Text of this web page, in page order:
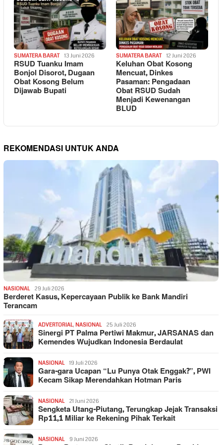
SUMATERA BARAT 13 Juni 2026
RSUD Tuanku Imam
Bonjol Disorot, Dugaan
Obat Kosong Belum
Dijawab Bupati
SUMATERA BARAT 12 Juni 2026
Keluhan Obat Kosong
Mencuat, Dinkes
Pasaman: Pengadaan
Obat RSUD Sudah
Menjadi Kewenangan
BLUD
REKOMENDASI UNTUK ANDA
NASIONAL 29 Juli 2026
Berderet Kasus, Kepercayaan Publik ke Bank Mandiri
Terancam
ADVERTORIAL, NASIONAL 25 Juli 2026
Sinergi PT Palma Pertiwi Makmur, JARSANAS dan
Kemendes Wujudkan Indonesia Berdaulat
NASIONAL 19 Juli 2026
Gara-gara Ucapan “Lu Punya Otak Enggak?”, PWI
Kecam Sikap Merendahkan Hotman Paris
NASIONAL 21 Juni 2026
Sengketa Utang-Piutang, Terungkap Jejak Transaksi
Rp11,1 Miliar ke Rekening Pihak Terkait
NASIONAL 9 Juni 2026